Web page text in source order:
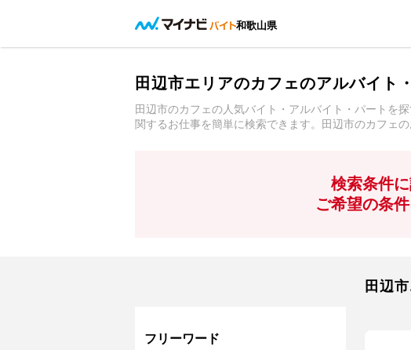
和歌山県
田辺市エリアのカフェのアルバイト
田辺市のカフェの人気バイト・アルバイト・パートを
関するお仕事を簡単に検索できます。田辺市のカフェ
検索条件
ご希望の条
フリーワード
田辺